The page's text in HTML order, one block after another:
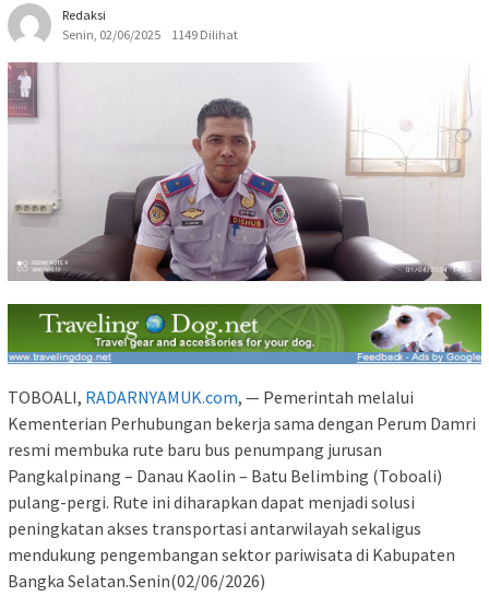
Redaksi
Senin, 02/06/2025
1149 Dilihat
TOBOALI, RADARNYAMUK.com, — Pemerintah melalui
Kementerian Perhubungan bekerja sama dengan Perum Damri
resmi membuka rute baru bus penumpang jurusan
Pangkalpinang – Danau Kaolin – Batu Belimbing (Toboali)
pulang-pergi. Rute ini diharapkan dapat menjadi solusi
peningkatan akses transportasi antarwilayah sekaligus
mendukung pengembangan sektor pariwisata di Kabupaten
Bangka Selatan.Senin(02/06/2026)